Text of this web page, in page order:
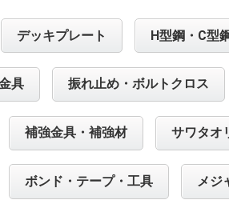
デッキプレート H型鋼・C型
具 振れ止め・ボルトクロス
補強金具・補強材 サワタオ
ボンド・テープ・工具 メジ